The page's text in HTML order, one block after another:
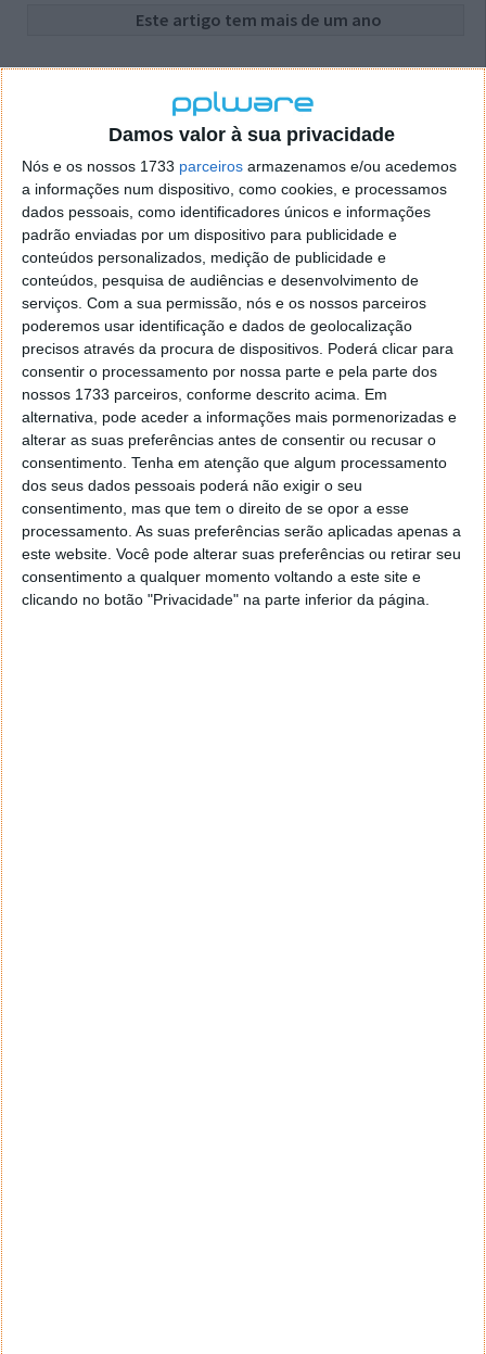
Damos valor à sua privacidade
Nós e os nossos 1733 parceiros armazenamos e/ou acedemos
a informações num dispositivo, como cookies, e processamos
dados pessoais, como identificadores únicos e informações
padrão enviadas por um dispositivo para publicidade e
conteúdos personalizados, medição de publicidade e
conteúdos, pesquisa de audiências e desenvolvimento de
serviços. Com a sua permissão, nós e os nossos parceiros
poderemos usar identificação e dados de geolocalização
precisos através da procura de dispositivos. Poderá clicar para
consentir o processamento por nossa parte e pela parte dos
nossos 1733 parceiros, conforme descrito acima. Em
alternativa, pode aceder a informações mais pormenorizadas e
alterar as suas preferências antes de consentir ou recusar o
consentimento. Tenha em atenção que algum processamento
dos seus dados pessoais poderá não exigir o seu
consentimento, mas que tem o direito de se opor a esse
processamento. As suas preferências serão aplicadas apenas a
este website. Você pode alterar suas preferências ou retirar seu
consentimento a qualquer momento voltando a este site e
clicando no botão "Privacidade" na parte inferior da página.
Este artigo tem mais de um ano
Acompanhe o Pplware no Google Notícias
Proponha uma correção, faça uma sugestão
Autor:Pedro Simões
Tags: BYD Carros Elon Musk Tesla
PRÓXIMO ARTIGO
E agora? 86% dos jovens portugueses são viciados
nas redes sociais
ARTIGO ANTERIOR
Conheça o Top 5 das últimas novidades do WhatsApp
que vai poder usar já